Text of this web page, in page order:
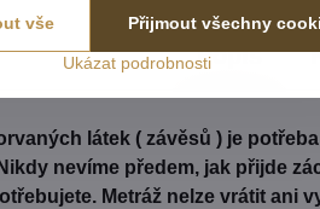
Popis
látek ( závěsů ) je
nevíme předem, jak přijde
Metráž nelze vrátit ani
Ukázat podrobnosti
Přijmout všechny
vše